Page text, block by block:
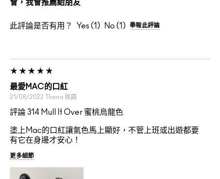
會，我會推薦給朋友
此評論是否有用？ 1 1 舉報此評論
最愛MAC的口紅
21/08/2022 Thena 桃園
評論 314 Mull It Over 蜜桃烏龍色
塗上Mac的口紅讓氣色馬上顯好，不管上班或出遊都要
有它在身邊才安心！
更多細節